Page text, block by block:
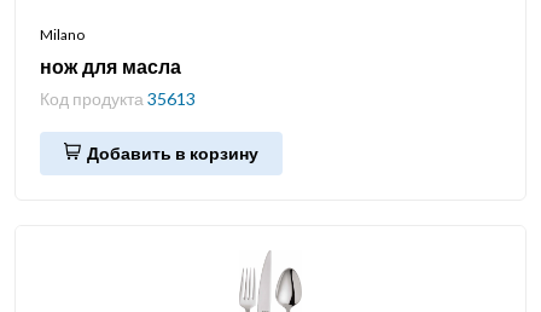
Milano
нож для масла
Код продукта 35613
Добавить в корзину